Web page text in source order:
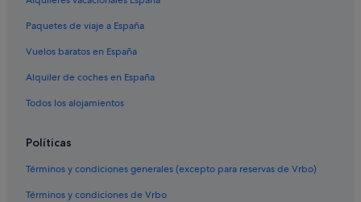
Paquetes de viaje a España
Vuelos baratos en España
Alquiler de coches en España
Todos los alojamientos
Políticas
Términos y condiciones generales (excepto para reservas de Vrbo)
Términos y condiciones de Vrbo